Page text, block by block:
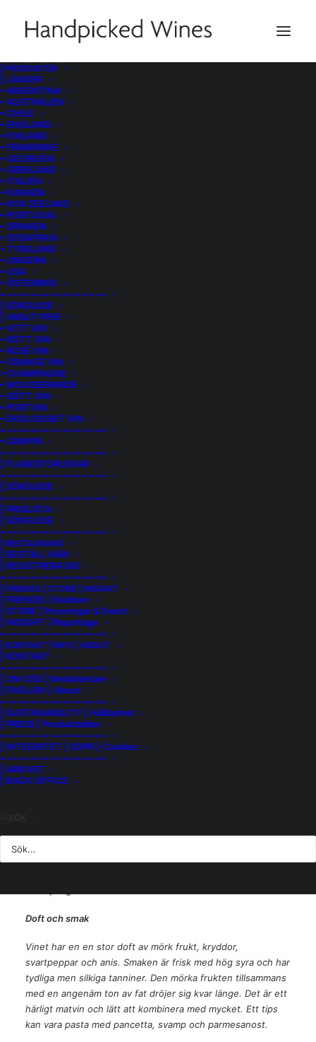
| PRODUKTER
| LÄNDER
• ARGENTINA
• AUSTRALIEN
• CHILE
• ENGLAND
• FINLAND
• FRANKRIKE
• GEORGIEN
• GREKLAND
• ITALIEN
• KANADA
• NYA ZEELAND
• PORTUGAL
• SPANIEN
• SYDAFRIKA
• TYSKLAND
• UNGERN
• USA
• ÖSTERRIKE
• • • • • • • • • • • • • • • • •
| SÖKGUIDE
| VARUTYPER
• VITT VIN
• RÖTT VIN
• ROSÉ VIN
• ORANGE VIN
• CHAMPAGNE
• MOUSSERANDE
• SÖTT VIN
• PORTVIN
• EKOLOGISKT VIN
• • • • • • • • • • • • • • • • •
• GRAPPA
• • • • • • • • • • • • • • • • •
| FLASKSTORLEKAR
• • • • • • • • • • • • • • • • •
| SÖKGUIDE
• • • • • • • • • • • • • • • • •
| PRISLISTA
| SÖKGUIDE
• • • • • • • • • • • • • • • • •
| RESTAURANG
| BESTÄLL HÄR!
| REGISTRERA DIG
• • • • • • • • • • • • • • • • •
| FRIENDS | STORE | INSIGHT
| FRIENDS | Klubben
| STORE | Provningar & Event
| INSIGHT | Reportage
• • • • • • • • • • • • • • • • •
| KONTAKT | INFO | ABOUT
| KONTAKT
• • • • • • • • • • • • • • • • •
| OM OSS | Medarbetare
| ENGLISH | About
• • • • • • • • • • • • • • • • •
| SUSTAINABILITY | Hållbarhet
| PRESS | Produktbilder
• • • • • • • • • • • • • • • • •
| INTEGRITET | GDPR | Cookies
• • • • • • • • • • • • • • • • •
| ARKIVET
| BACK OFFICE
GAGLIASSO BARBERA D’ALBA CIABOT
RUSS
Veganskt
Vinodlingarna som ger druvor till vinet är belägna i La Morra
och Monforte med västlig exponering och en jordmån av
kalksten och lera. För att säkerställa kvalitet och
koncentration i druvorna gör en så kallad ”green harvest”
två gånger innan den riktiga skörden sker. Grön skörd
innebär att man klipper ur rankorna och avlägsnar klasar för
att få så koncentrerad smak som möjligt i de klasar som
finns kvar.
Druvorna skördas när de är ordentligt mogna och
Doft och smak
Vinet har en en stor doft av mörk frukt, kryddor,
svartpeppar och anis. Smaken är frisk med hög syra och har
tydliga men silkiga tanniner. Den mörka frukten tillsammans
med en angenäm ton av fat dröjer sig kvar länge. Det är ett
härligt matvin och lätt att kombinera med mycket. Ett tips
kan vara pasta med pancetta, svamp och parmesanost.